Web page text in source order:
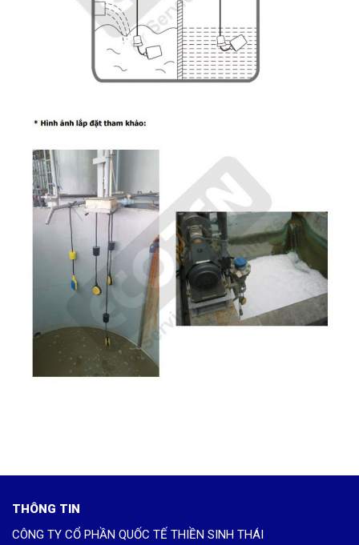
THÔNG TIN
CÔNG TY CỔ PHẦN QUỐC TẾ THIỀN SINH THÁI